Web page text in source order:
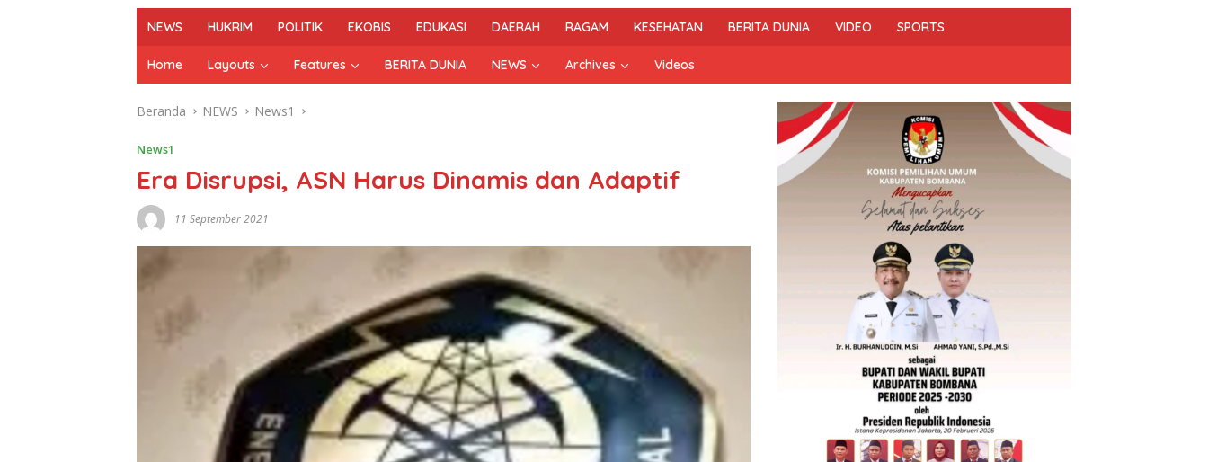
NEWS HUKRIM POLITIK EKOBIS EDUKASI DAERAH RAGAM KESEHATAN BERITA DUNIA VIDEO SPORTS
Home Layouts Features BERITA DUNIA NEWS Archives Videos
Beranda NEWS News1
News1
Era Disrupsi, ASN Harus Dinamis dan Adaptif
11 September 2021